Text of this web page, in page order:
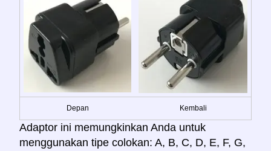
Depan Kembali
Adaptor ini memungkinkan Anda untuk
menggunakan tipe colokan: A, B, C, D, E, F, G,